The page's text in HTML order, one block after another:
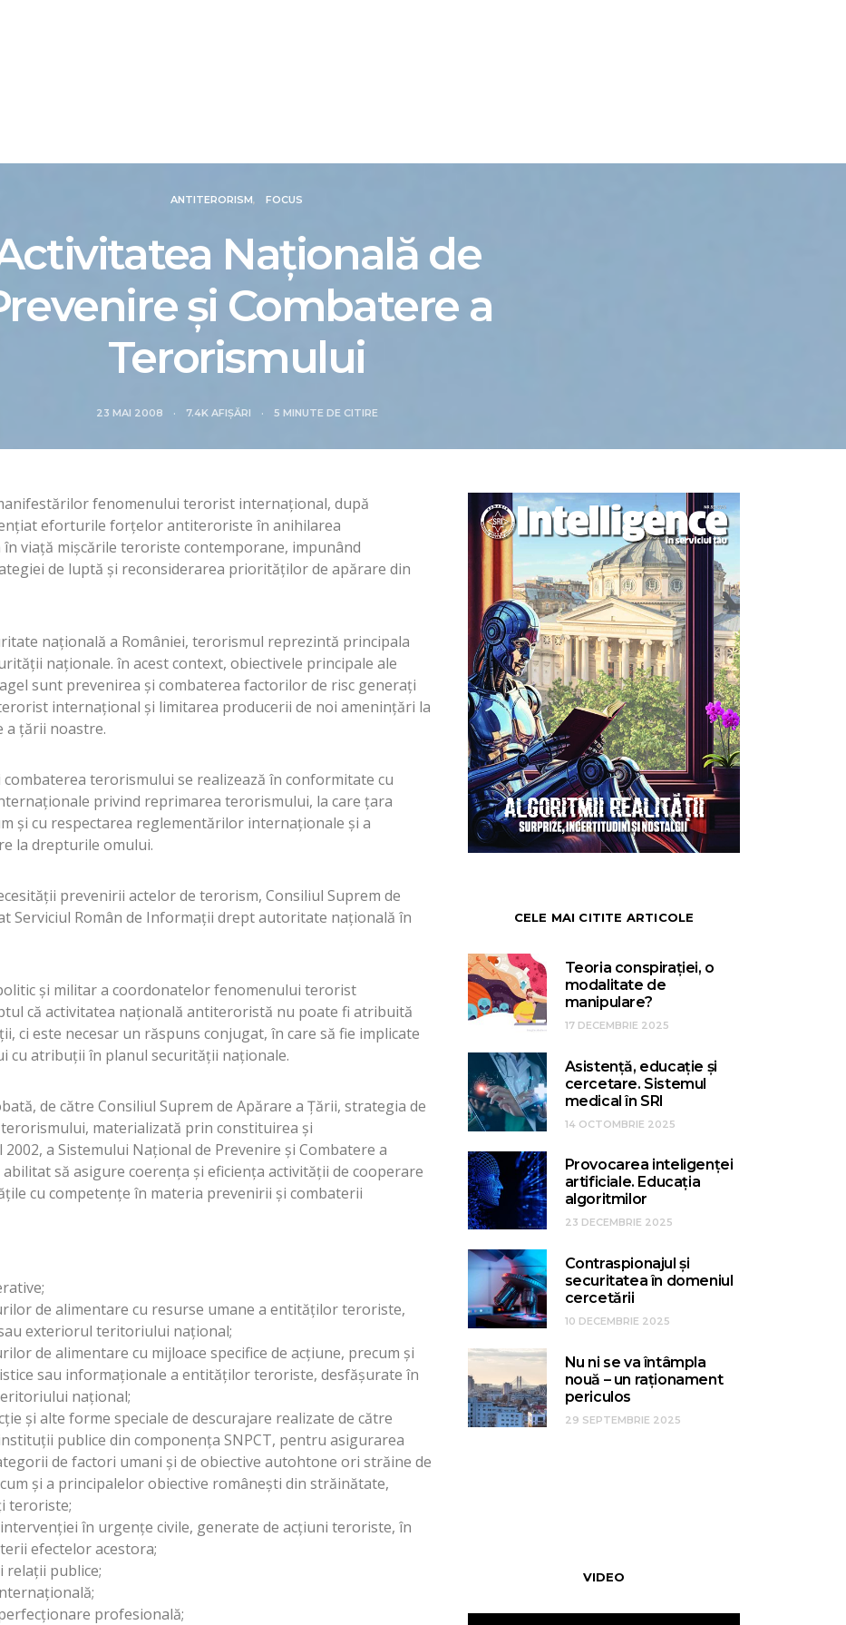
ANTITERORISM FOCUS
Naţională de
şi Combatere a
Terorismului
23 MAI 2008 7.4K AFIȘĂRI 5 MINUTE DE CITIRE
fenomenului terorist internaţional, după
eforturile forţelor antiteroriste în anihilarea
viaţă mişcările teroriste contemporane, impunând
de luptă şi reconsiderarea priorităţilor de apărare din
naţională a României, terorismul reprezintă principala
naţionale. în acest context, obiectivele principale ale
sunt prevenirea şi combaterea factorilor de risc generaţi
internaţional şi limitarea producerii de noi ameninţări la
a ţării noastre.
terorismului se realizează în conformitate cu
privind reprimarea terorismului, la care ţara
şi cu respectarea reglementărilor internaţionale şi a
la drepturile omului.
prevenirii actelor de terorism, Consiliul Suprem de
Serviciul Român de Informaţii drept autoritate naţională în
şi militar a coordonatelor fenomenului terorist
că activitatea naţională antiteroristă nu poate fi atribuită
ci este necesar un răspuns conjugat, în care să fie implicate
cu atribuţii în planul securităţii naţionale.
de către Consiliul Suprem de Apărare a Ţării, strategia de
materializată prin constituirea şi
a Sistemului Naţional de Prevenire şi Combatere a
să asigure coerenţa şi eficienţa activităţii de cooperare
cu competenţe în materia prevenirii şi combaterii
de alimentare cu resurse umane a entităţilor teroriste,
exteriorul teritoriului naţional;
de alimentare cu mijloace specifice de acţiune, precum şi
sau informaţionale a entităţilor teroriste, desfăşurate în
naţional;
şi alte forme speciale de descurajare realizate de către
publice din componenţa SNPCT, pentru asigurarea
de factori umani şi de obiective autohtone ori străine de
şi a principalelor obiective româneşti din străinătate,
teroriste;
în urgenţe civile, generate de acţiuni teroriste, în
efectelor acestora;
relaţii publice;
profesională;
CELE MAI CITITE ARTICOLE
Teoria conspirației, o
modalitate de
manipulare?
17 DECEMBRIE 2025
Asistență, educație și
cercetare. Sistemul
medical în SRI
14 OCTOMBRIE 2025
Provocarea inteligenței
artificiale. Educația
algoritmilor
23 DECEMBRIE 2025
Contraspionajul și
securitatea în domeniul
cercetării
10 DECEMBRIE 2025
Nu ni se va întâmpla
nouă – un raționament
periculos
29 SEPTEMBRIE 2025
VIDEO